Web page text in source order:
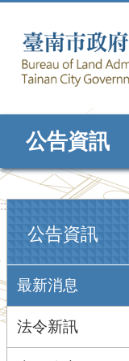
公告資訊
:::
公告資訊
最新消息
法令新訊